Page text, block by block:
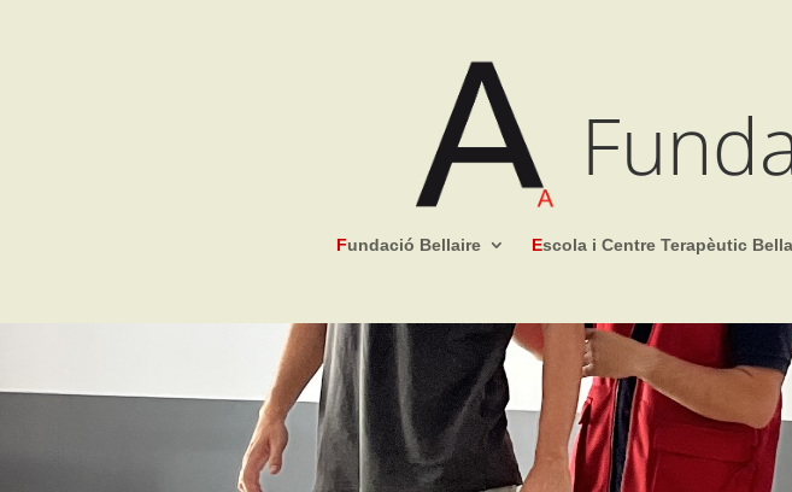
Fundació Bellaire Escola i Centre Terapèutic